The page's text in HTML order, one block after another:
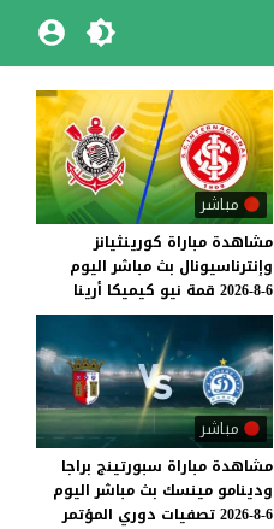
مباشر
مشاهدة مباراة كورينثيانز
وإنترناسيونال بث مباشر اليوم
6-8-2026
قمة نيو كيميكا أرينا
مباشر
مشاهدة مباراة سبورتينج براجا
ودينامو مينسك بث مباشر اليوم
6-8-2026 تصفيات دوري المؤتمر